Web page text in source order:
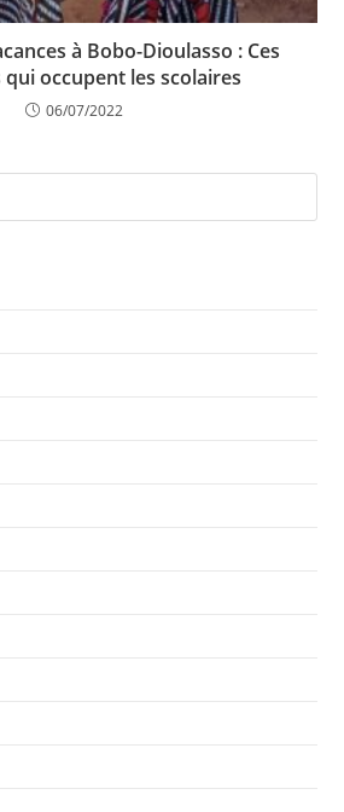
à Bobo-Dioulasso : Ces
occupent les scolaires
06/07/2022